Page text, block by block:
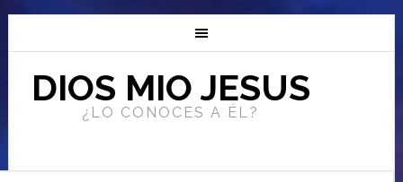
DIOS MIO JESUS
¿LO CONOCES A ÉL?